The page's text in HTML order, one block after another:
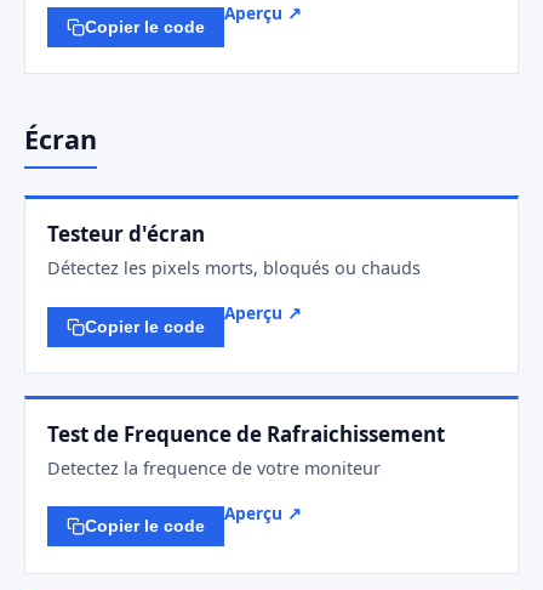
Copier le code
Aperçu ↗
Écran
Testeur d'écran
Détectez les pixels morts, bloqués ou chauds
Copier le code
Aperçu ↗
Test de Frequence de Rafraichissement
Detectez la frequence de votre moniteur
Copier le code
Aperçu ↗